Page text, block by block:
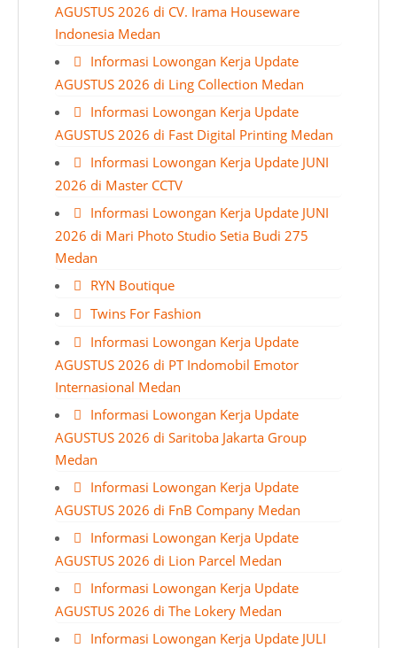
AGUSTUS 2026 di CV. Irama Houseware
Indonesia Medan
Informasi Lowongan Kerja Update
AGUSTUS 2026 di Ling Collection Medan
Informasi Lowongan Kerja Update
AGUSTUS 2026 di Fast Digital Printing Medan
Informasi Lowongan Kerja Update JUNI
2026 di Master CCTV
Informasi Lowongan Kerja Update JUNI
2026 di Mari Photo Studio Setia Budi 275
Medan
RYN Boutique
Twins For Fashion
Informasi Lowongan Kerja Update
AGUSTUS 2026 di PT Indomobil Emotor
Internasional Medan
Informasi Lowongan Kerja Update
AGUSTUS 2026 di Saritoba Jakarta Group
Medan
Informasi Lowongan Kerja Update
AGUSTUS 2026 di FnB Company Medan
Informasi Lowongan Kerja Update
AGUSTUS 2026 di Lion Parcel Medan
Informasi Lowongan Kerja Update
AGUSTUS 2026 di The Lokery Medan
Informasi Lowongan Kerja Update JULI